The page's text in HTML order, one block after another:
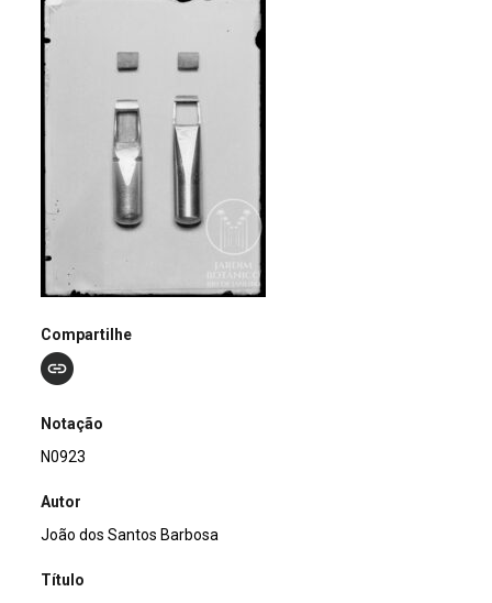
Compartilhe
Notação
N0923
Autor
João dos Santos Barbosa
Título